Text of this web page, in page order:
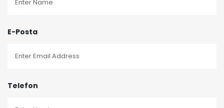
E-Posta
Telefon